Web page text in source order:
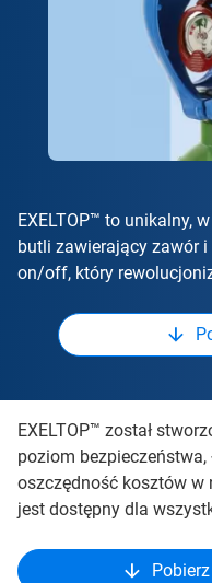
EXELTOP™ to unikalny,
butli zawierający zawór
on/off, który
EXELTOP™ został
poziom
oszczędność kosztów
jest dostępny dla